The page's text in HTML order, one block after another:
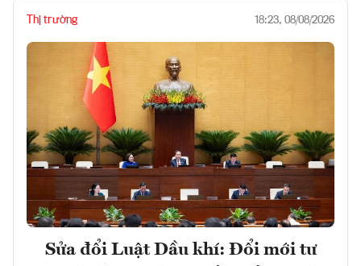
Thị trường 18:23, 08/08/2026
Sửa đổi Luật Dầu khí: Đổi mới tư